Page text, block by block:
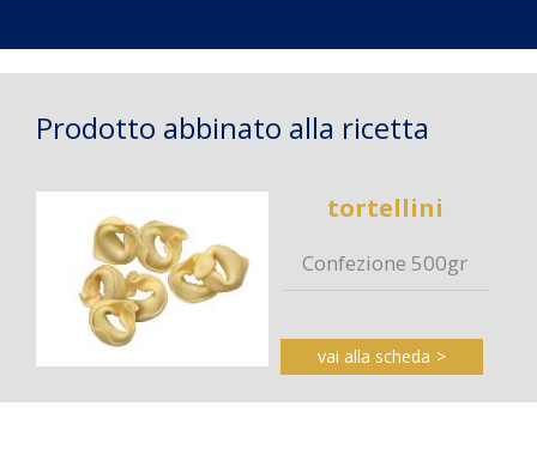
Prodotto abbinato alla ricetta
tortellini
Confezione 500gr
vai alla scheda